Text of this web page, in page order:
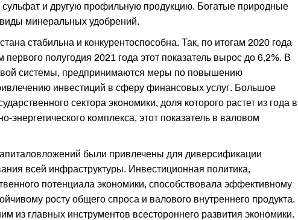
и другую профильную продукцию. Богатые природные
минеральных удобрений.
стабильна и конкурентоспособна. Так, по итогам 2020 года
полугодия 2021 года этот показатель вырос до 6,2%. В
системы, предпринимаются меры по повышению
инвестиций в сферу финансовых услуг. Большое
сектора экономики, доля которого растет из года в
энергетического комплекса, этот показатель в валовом
были привлечены для диверсификации
всей инфраструктуры. Инвестиционная политика,
потенциала экономики, способствовала эффективному
росту общего спроса и валового внутреннего продукта.
из главных инструментов всестороннего развития экономики.